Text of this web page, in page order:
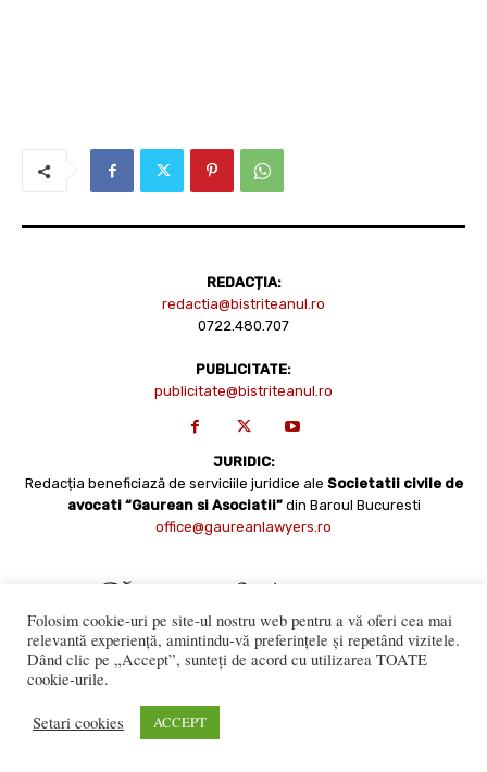
REDACȚIA:
redactia@bistriteanul.ro
0722.480.707
PUBLICITATE:
publicitate@bistriteanul.ro
JURIDIC:
Redacția beneficiază de serviciile juridice ale Societatii civile de
avocati “Gaurean si Asociatii” din Baroul Bucuresti
office@gaureanlawyers.ro
numai cu acordul expres al Bistriteanul.Ro. © Copyright 2008 -
Folosim cookie-uri pe site-ul nostru web pentru a vă oferi cea mai
relevantă experiență, amintindu-vă preferințele și repetând vizitele.
Dând clic pe „Accept”, sunteți de acord cu utilizarea TOATE
cookie-urile.
Setari cookies ACCEPT